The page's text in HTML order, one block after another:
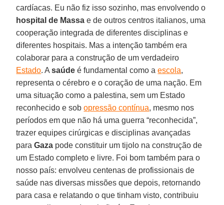
cardíacas. Eu não fiz isso sozinho, mas envolvendo o
hospital de Massa e de outros centros italianos, uma
cooperação integrada de diferentes disciplinas e
diferentes hospitais. Mas a intenção também era
colaborar para a construção de um verdadeiro
Estado. Asaúde é fundamental como aescola,
representa o cérebro e o coração de uma nação. Em
uma situação como a palestina, sem um Estado
reconhecido e sobopressão contínua, mesmo nos
períodos em que não há uma guerra “reconhecida”,
trazer equipes cirúrgicas e disciplinas avançadas
paraGaza pode constituir um tijolo na construção de
um Estado completo e livre. Foi bom também para o
nosso país: envolveu centenas de profissionais de
saúde nas diversas missões que depois, retornando
para casa e relatando o que tinham visto, contribuiu